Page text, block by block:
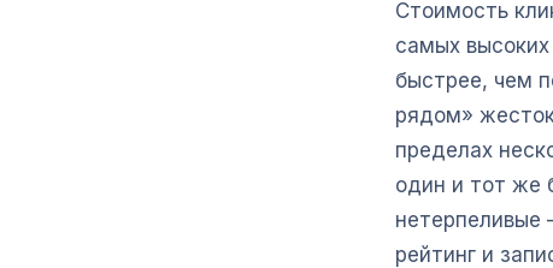
Стоимость
самых
быстрее, чем
рядом»
пределах
один и тот же
нетерпеливые
рейтинг и